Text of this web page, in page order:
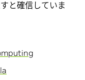
と確信していま